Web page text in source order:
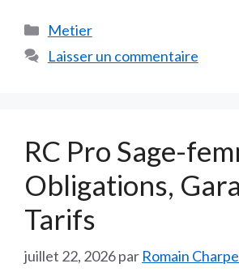
Catégories
Metier
Laisser un commentaire
RC Pro Sage-
Obligations,
Tarifs
juillet 22, 2026par Romain